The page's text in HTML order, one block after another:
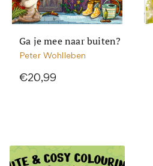
Ga je mee naar buiten?
Peter Wohlleben
€20,99